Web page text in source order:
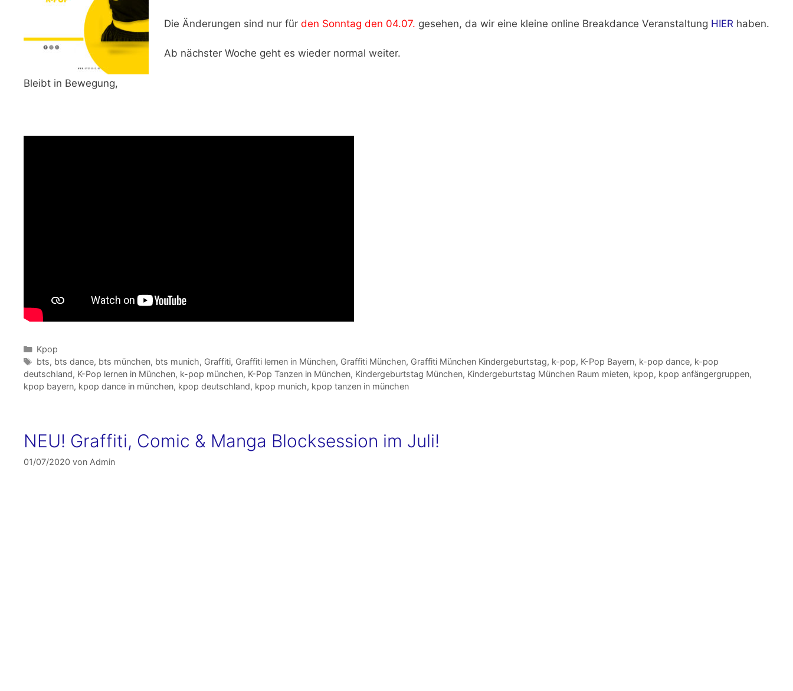
Die Änderungen sind nur für den Sonntag den 04.07. gesehen, da wir eine kleine online Breakdance Veranstaltung HIER haben.
Ab nächster Woche geht es wieder normal weiter.
Bleibt in Bewegung,
Kategorien
Kpop
Schlagwörter
bts, bts dance, bts münchen, bts munich, Graffiti, Graffiti lernen in München, Graffiti München, Graffiti München Kindergeburtstag, k-pop, K-Pop Bayern, k-pop dance, k-pop
deutschland, K-Pop lernen in München, k-pop münchen, K-Pop Tanzen in München, Kindergeburtstag München, Kindergeburtstag München Raum mieten, kpop, kpop anfängergruppen,
kpop bayern, kpop dance in münchen, kpop deutschland, kpop munich, kpop tanzen in münchen
NEU! Graffiti, Comic & Manga Blocksession im Juli!
01/07/2020 von Admin